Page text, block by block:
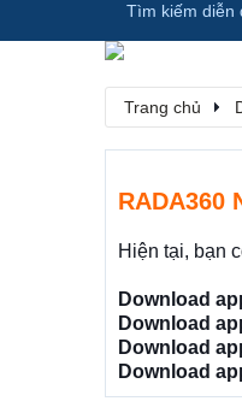
Trang chủ
RADA360
Hiện tại, bạn
Download
Download
Download
Download
Tìm kiếm diễn